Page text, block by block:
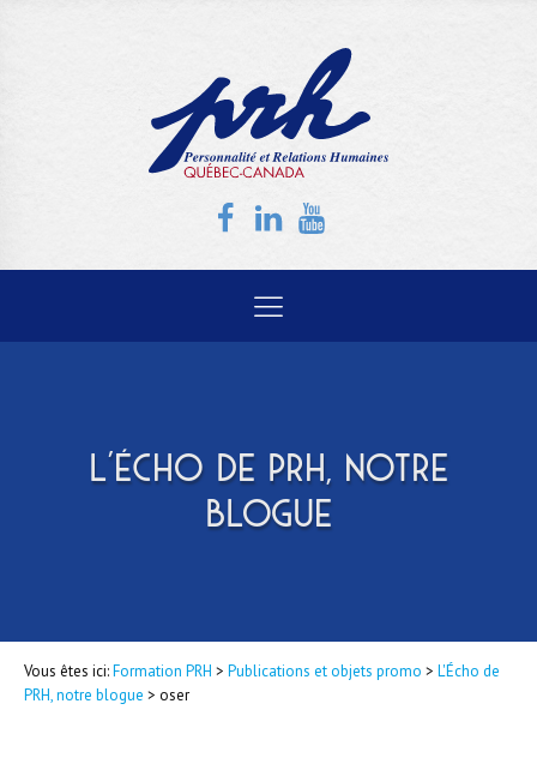
L'ÉCHO DE PRH, NOTRE
BLOGUE
Vous êtes ici:Formation PRH > Publications et objets promo > L'Écho de
PRH, notre blogue > oser